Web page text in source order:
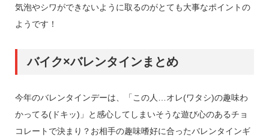
気泡やシワができないように取るのがとても大事なポイントの
ようです！
バイク×バレンタインまとめ
今年のバレンタインデーは、「この人…オレ(ワタシ)の趣味わ
かってる(ドキッ)」と感心してしまいそうな遊び心のあるチョ
コレートで決まり？お相手の趣味嗜好に合ったバレンタインギ